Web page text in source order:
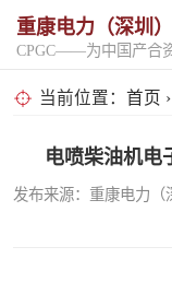
重康电力（深圳
当前位置： 首页 ›
电喷柴油机电
发布来源：重康电力
固定开架式
超静音型
移动电站